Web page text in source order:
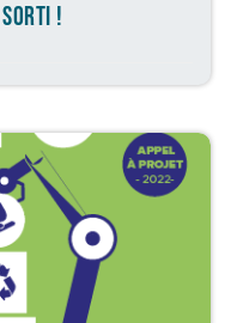
!